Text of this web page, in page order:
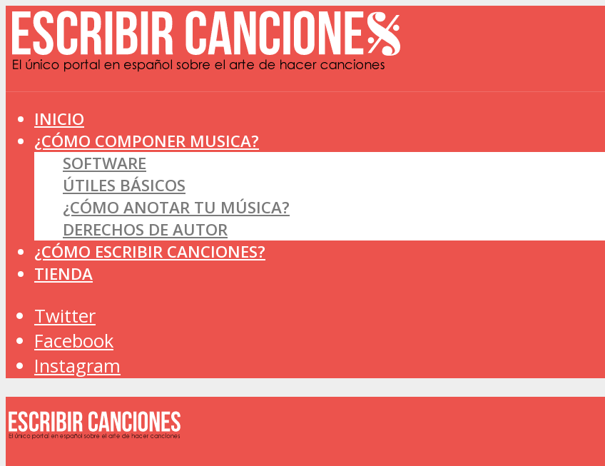
INICIO
¿CÓMO COMPONER MUSICA?
SOFTWARE
ÚTILES BÁSICOS
¿CÓMO ANOTAR TU MÚSICA?
DERECHOS DE AUTOR
¿CÓMO ESCRIBIR CANCIONES?
TIENDA
Twitter
Facebook
Instagram